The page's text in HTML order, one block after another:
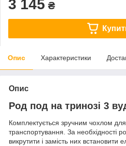
3 145 ₴
Опис Характеристики
Опис
Род под на тринозі 3
Комплектується зручним чохлом для
транспортування. За необхідності
викрутити і замість них встановити